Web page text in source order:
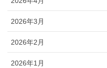
2026年3月
2026年2月
2026年1月